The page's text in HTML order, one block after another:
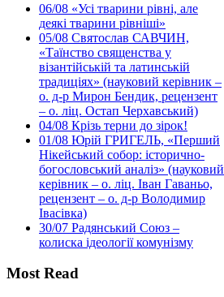
06/08 «Усі тварини рівні, але
деякі тварини рівніші»
05/08 Святослав САВЧИН,
«Таїнство священства у
візантійській та латинській
традиціях» (науковий керівник –
о. д-р Мирон Бендик, рецензент
– о. ліц. Остап Черхавський)
04/08 Крізь терни до зірок!
01/08 Юрій ГРИГЕЛЬ, «Перший
Нікейський собор: історично-
богословський аналіз» (науковий
керівник – о. ліц. Іван Гаваньо,
рецензент – о. д-р Володимир
Івасівка)
30/07 Радянський Союз –
колиска ідеології комунізму
Most Read